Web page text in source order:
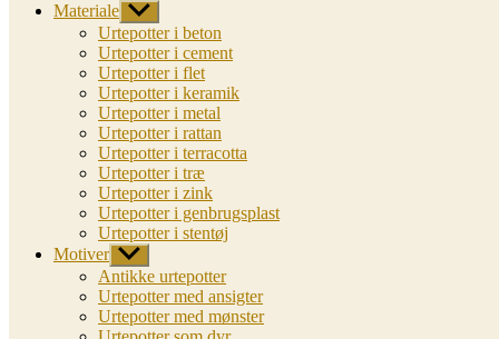
Materiale Vis
undermenu
Urtepotter i beton
Urtepotter i cement
Urtepotter i flet
Urtepotter i keramik
Urtepotter i metal
Urtepotter i rattan
Urtepotter i terracotta
Urtepotter i træ
Urtepotter i zink
Urtepotter i genbrugsplast
Urtepotter i stentøj
Motiver Vis
undermenu
Antikke urtepotter
Urtepotter med ansigter
Urtepotter med mønster